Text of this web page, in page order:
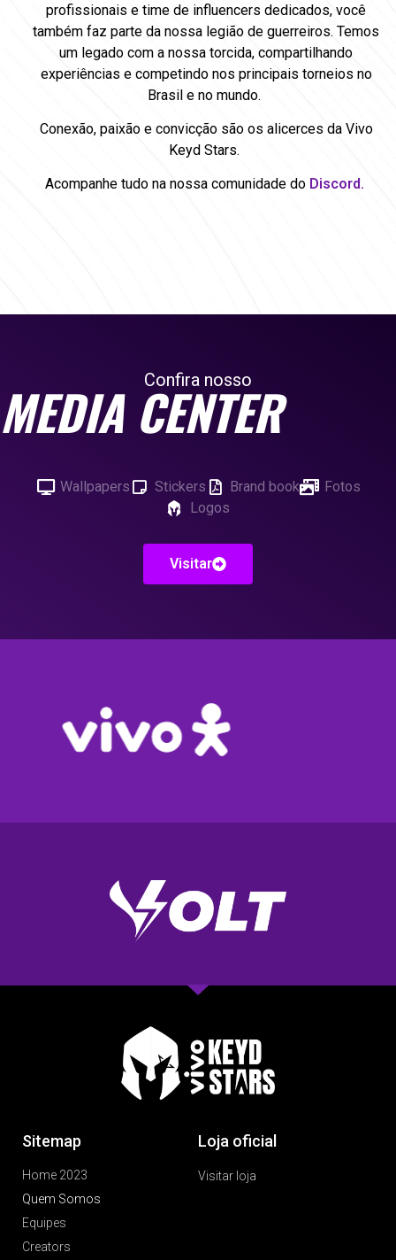
profissionais e time de influencers dedicados, você
também faz parte da nossa legião de guerreiros. Temos
um legado com a nossa torcida, compartilhando
experiências e competindo nos principais torneios no
Brasil e no mundo.
Conexão, paixão e convicção são os alicerces da Vivo
Keyd Stars.
Acompanhe tudo na nossa comunidade do Discord.
Confira nosso
MEDIA CENTER
Wallpapers Stickers Brand book
Fotos
Logos
Visitar
Sitemap
Home 2023
Quem Somos
Equipes
Creators
Loja oficial
Visitar loja